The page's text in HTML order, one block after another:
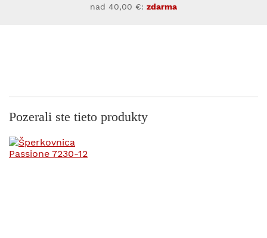
nad 40,00 €: zdarma
Pozerali ste tieto produkty